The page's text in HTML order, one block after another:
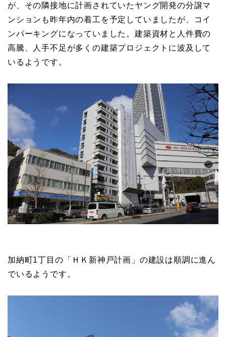
が、その隣接地に計画されていたヤング開発の分譲マ
ンションも昨年内の着工を予定していましたが、コイ
ンパーキングになっていました。建築資材と人件費の
高騰、人手不足が多くの建築プロジェクトに波及して
いるようです。
加納町1丁目の「ＨＫ新神戸計画」の建設は順調に進ん
でいるようです。